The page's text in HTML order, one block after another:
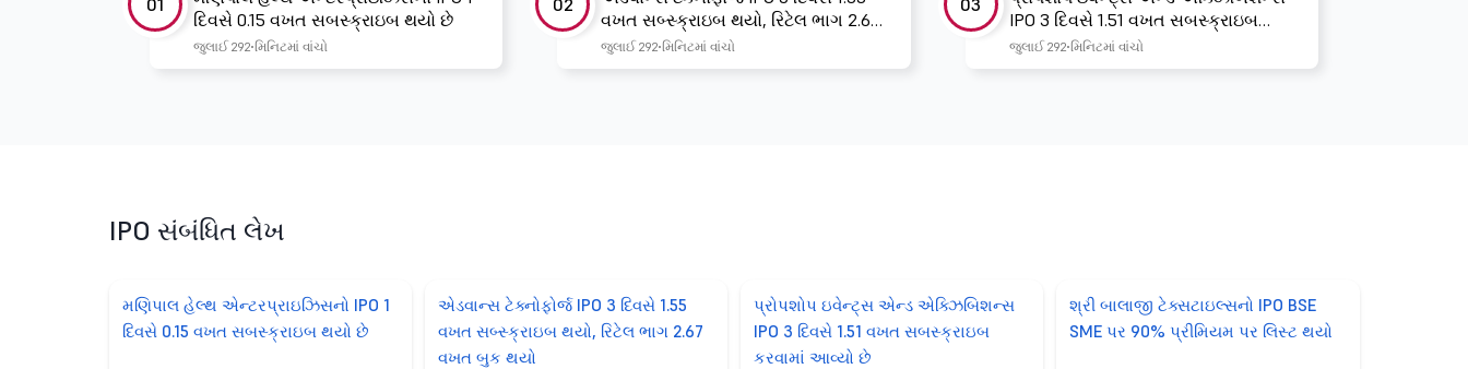
01
દિવસે 0.15 વખત સબસ્ક્રાઇબ થયો છે
જુલાઈ 292 મિનિટમાં વાંચો
02
વખત સબ્સ્ક્રાઇબ થયો, રિટેલ ભાગ 2.67
વખત બુક થયો
જુલાઈ 292 મિનિટમાં વાંચો
03
IPO 3 દિવસે 1.51 વખત સબસ્ક્રાઇબ
કરવામાં આવ્યો છે
જુલાઈ 292 મિનિટમાં વાંચો
IPO સંબંધિત લેખ
મણિપાલ હેલ્થ એન્ટરપ્રાઇઝિસનો IPO 1
દિવસે 0.15 વખત સબસ્ક્રાઇબ થયો છે
એડવાન્સ ટેક્નોફોર્જ IPO 3 દિવસે 1.55
વખત સબ્સ્ક્રાઇબ થયો, રિટેલ ભાગ 2.67
વખત બુક થયો
પ્રોપશોપ ઇવેન્ટ્સ એન્ડ એક્ઝિબિશન્સ
IPO 3 દિવસે 1.51 વખત સબસ્ક્રાઇબ
કરવામાં આવ્યો છે
શ્રી બાલાજી ટેક્સટાઇલ્સનો IPO BSE
SME પર 90% પ્રીમિયમ પર લિસ્ટ થયો